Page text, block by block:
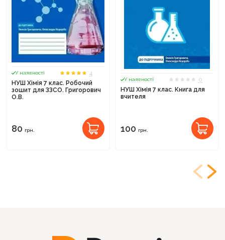
У наявності
4
НУШ Хімія 7 клас. Робочий
зошит для ЗЗСО. Григорович
О.В.
80 грн.
У наявності
0
НУШ Хімія 7 клас. Книга для
вчителя
100 грн.